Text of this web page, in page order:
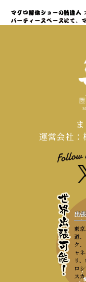
ぶ近隣へ
別なイベ
割しか流
ロ」を目
沢とおも
その価値
マグロ解体ショーの鮪達人
パーティースペースにて、
運営会社：
出
東
道
ク
ャ
リ
ロ
ス